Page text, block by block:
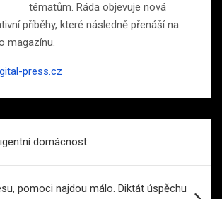
tématům. Ráda objevuje nová
příběhy, které následně přenáší na
magazínu.
press.cz
domácnost
pomoci najdou málo. Diktát úspěchu